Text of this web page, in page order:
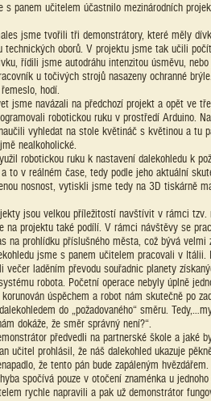
s panem učitelem účastnilo mezinárodních
jsme tvořili tři demonstrátory, které měly
technických oborů. V projektu jsme tak učili
řídili jsme autodráhu intenzitou úsměvu,
u točivých strojů nasazeny ochranné
hodí.
jsme navázali na předchozí projekt a opět ve
robotickou ruku v prostředí Arduino.
vyhledat na stole květináč s květinou a tu
nealkoholické.
robotickou ruku k nastavení dalekohledu k
to v reálném čase, tedy podle jeho aktuální
nosnost, vytiskli jsme tedy na 3D tiskárně
jsou velkou příležitostí navštívit v rámci tzv.
na projektu také podílí. V rámci návštěvy se
na prohlídku příslušného města, což bývá velmi
jsme s panem učitelem pracovali v Itálii.
laděním převodu souřadnic planety
robota. Početní operace nebyly úplně
úspěchem a robot nám skutečně po
do „požadovaného“ směru.
dokáže, že směr správný není?“.
předvedli na partnerské škole a jaké
učitel prohlásil, že náš dalekohled ukazuje
že tento pán bude zapáleným hvězdářem.
spočívá pouze v otočení znaménka u
rychle napravili a pak už demonstrátor